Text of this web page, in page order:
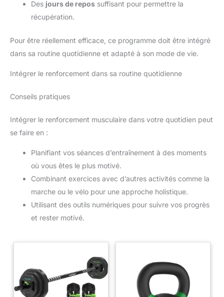
Des jours de repos suffisant pour permettre la
récupération.
Pour être réellement efficace, ce programme doit être intégré
dans sa routine quotidienne et adapté à son mode de vie.
Intégrer le renforcement dans sa routine quotidienne
Conseils pratiques
Intégrer le renforcement musculaire dans votre quotidien peut
se faire en :
Planifiant vos séances d’entraînement à des moments
où vous êtes le plus motivé.
Combinant exercices avec d’autres activités comme la
marche ou le vélo pour une approche holistique.
Utilisant des outils numériques pour suivre vos progrès
et rester motivé.